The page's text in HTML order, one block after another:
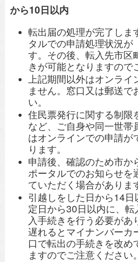
から10日以内
転出届の処理が完了しま
タルでの申請処理状況が
す。その後、転入先市区
きが可能となりますので
上記期間以外はオンライ
ません。窓口又は郵送で
い。
住民票発行に関する制限
など、ご自身や同一世帯
はオンラインでの申請が
ります。
申請後、確認のため市か
ポータルでのお知らせを
ていただく場合がありま
引越しをした日から14
定日から30日以内に、
入手続きを行う必要があ
遅れるとマイナンバーカ
口で転出の手続きを改め
ますのでご注意ください。